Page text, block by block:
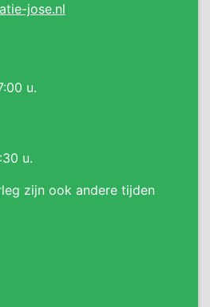
jose.nl
u.
u.
zijn ook andere tijden